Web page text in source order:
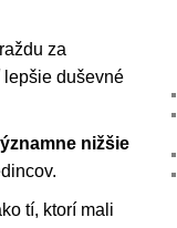
za
lepšie duševné
nižšie
tí, ktorí mali